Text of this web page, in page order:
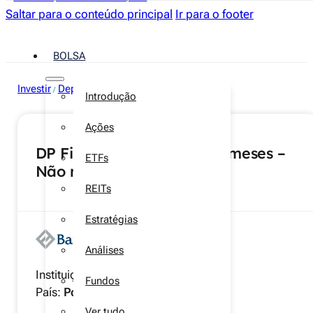
Saltar para o conteúdo principal Ir para o footer
BOLSA
Introdução
Ações
ETFs
REITs
Estratégias
Análises
Fundos
Investir / Depósitos a prazo
DP Finantia Rendimento 6 meses –
Não mobilizável
Instituição:
Banco Finantia
País: Portugal